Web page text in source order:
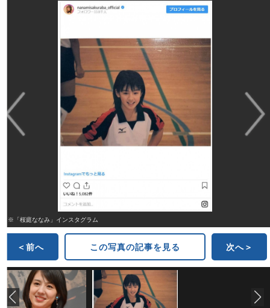
※「桜庭ななみ」インスタグラム
＜前へ この写真の記事を見る 次へ＞